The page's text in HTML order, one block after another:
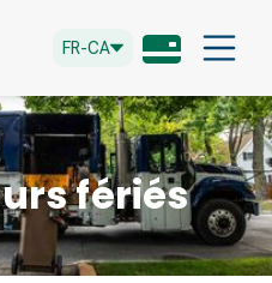
FR-CA
fériés